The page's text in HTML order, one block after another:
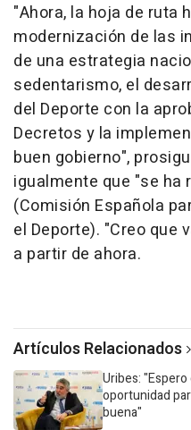
"Ahora, la hoja de ruta
modernización de las
de una estrategia
sedentarismo, el
del Deporte con la
Decretos y la
buen gobierno",
igualmente que "se ha
(Comisión Española
el Deporte). "Creo que
a partir de ahora.
Artículos Relacionados
Uribes: "Espero
oportunidad
buena"